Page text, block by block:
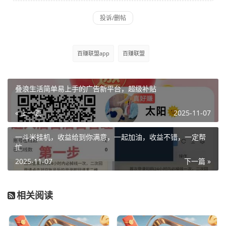
百赚联盟app 百赚联盟
叠浪生活简单易上手的广告新平台，超级补贴
« 上一篇 2025-11-07
一斗米挂机，收益给到你满意，一起加油，收益不错，一定帮
忙
下一篇 »
2025-11-07
相关阅读